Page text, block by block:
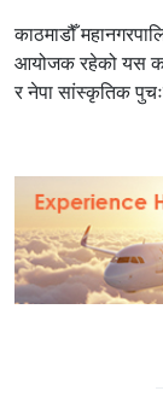
काठमाडौँ
आयोजक रहेको यस
र नेपा सांस्कृतिक